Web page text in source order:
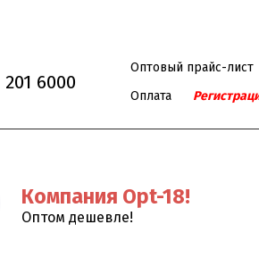
201 6000
Оптовый прайс-лист
Оплата
Компания Opt-18!
Оптом дешевле!